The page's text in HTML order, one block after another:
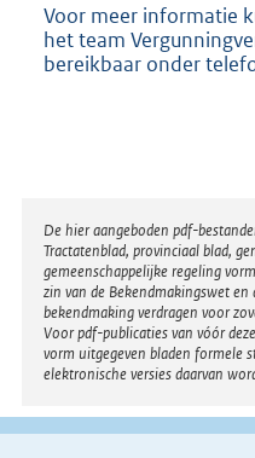
Voor meer informatie
het team
bereikbaar onder
Disclaimer
De hier aangeboden pdf-
Tractatenblad, provinciaal blad,
gemeenschappelijke regeling
zin van de Bekendmakingswet
bekendmaking verdragen voor
Voor pdf-publicaties van vóór
vorm uitgegeven bladen formele
elektronische versies daarvan